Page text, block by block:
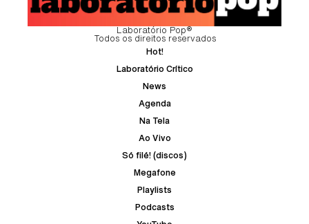
Laboratório Pop®
Todos os direitos reservados
Hot!
Laboratório Crítico
News
Agenda
Na Tela
Ao Vivo
Só filé! (discos)
Megafone
Playlists
Podcasts